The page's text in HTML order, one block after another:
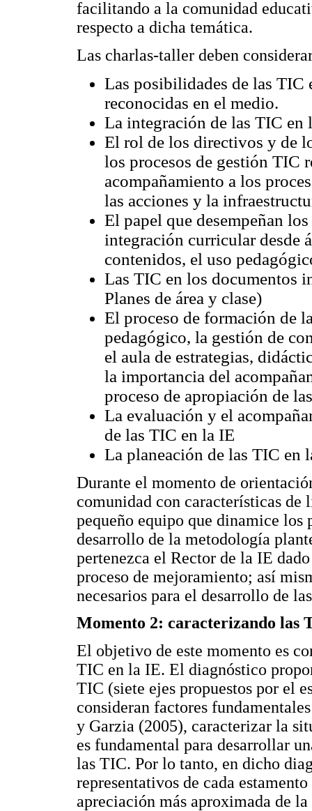
facilitando a la comunidad
respecto a dicha temática.
Las charlas-taller deben
Las posibilidades de las TIC
reconocidas en el medio.
La integración de las TIC en
El rol de los directivos y de
los procesos de gestión TIC
acompañamiento a los
las acciones y la
El papel que desempeñan
integración curricular desde
contenidos, el uso
Las TIC en los documentos
Planes de área y clase)
El proceso de formación de
pedagógico, la gestión de
el aula de estrategias,
la importancia del
proceso de apropiación de
La evaluación y el
de las TIC en la IE
La planeación de las TIC en
Durante el momento de
comunidad con características de
pequeño equipo que dinamice los
desarrollo de la metodología
pertenezca el Rector de la IE
proceso de mejoramiento; así
necesarios para el desarrollo de
Momento 2: caracterizando las
El objetivo de este momento es
TIC en la IE. El diagnóstico
TIC (siete ejes propuestos por el
consideran factores
y Garzia (2005), caracterizar la
es fundamental para desarrollar
las TIC. Por lo tanto, en dicho
representativos de cada
apreciación más aproximada de